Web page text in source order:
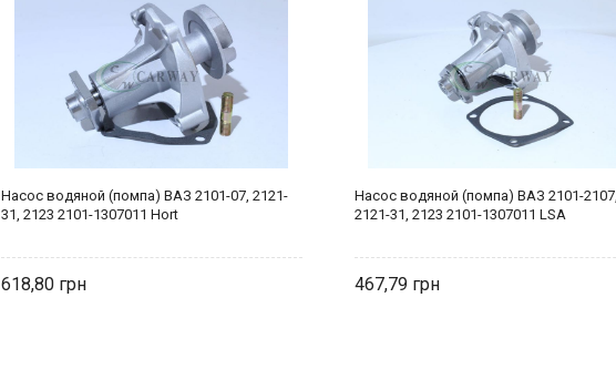
Насос водяной (помпа) ВАЗ 2101-07, 2121-
31, 2123 2101-1307011 Hort
618,80
Насос водяной (помпа) ВАЗ 2101-2107,
2121-31, 2123 2101-1307011 LSA
467,79